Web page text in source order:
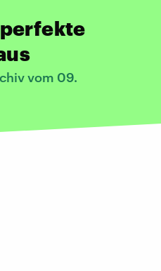
vom 09.